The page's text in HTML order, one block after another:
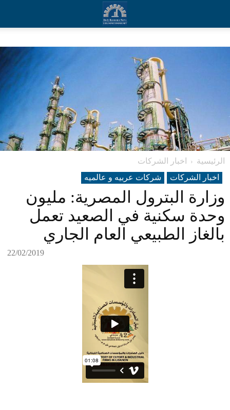
الرئيسية
اخبار الشركات
اخبار الشركات
شرکات عربیه و عالمیه
وزارة البترول المصرية: مليون
وحدة سكنية في الصعيد تعمل
بالغاز الطبيعي العام الجاري
22/02/2019